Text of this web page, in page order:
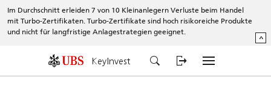
Im Durchschnitt erleiden 7 von 10 Kleinanlegern Verluste beim Handel
mit Turbo-Zertifikaten. Turbo-Zertifikate sind hoch risikoreiche Produkte
und nicht für langfristige Anlagestrategien geeignet.
^
KeyInvest